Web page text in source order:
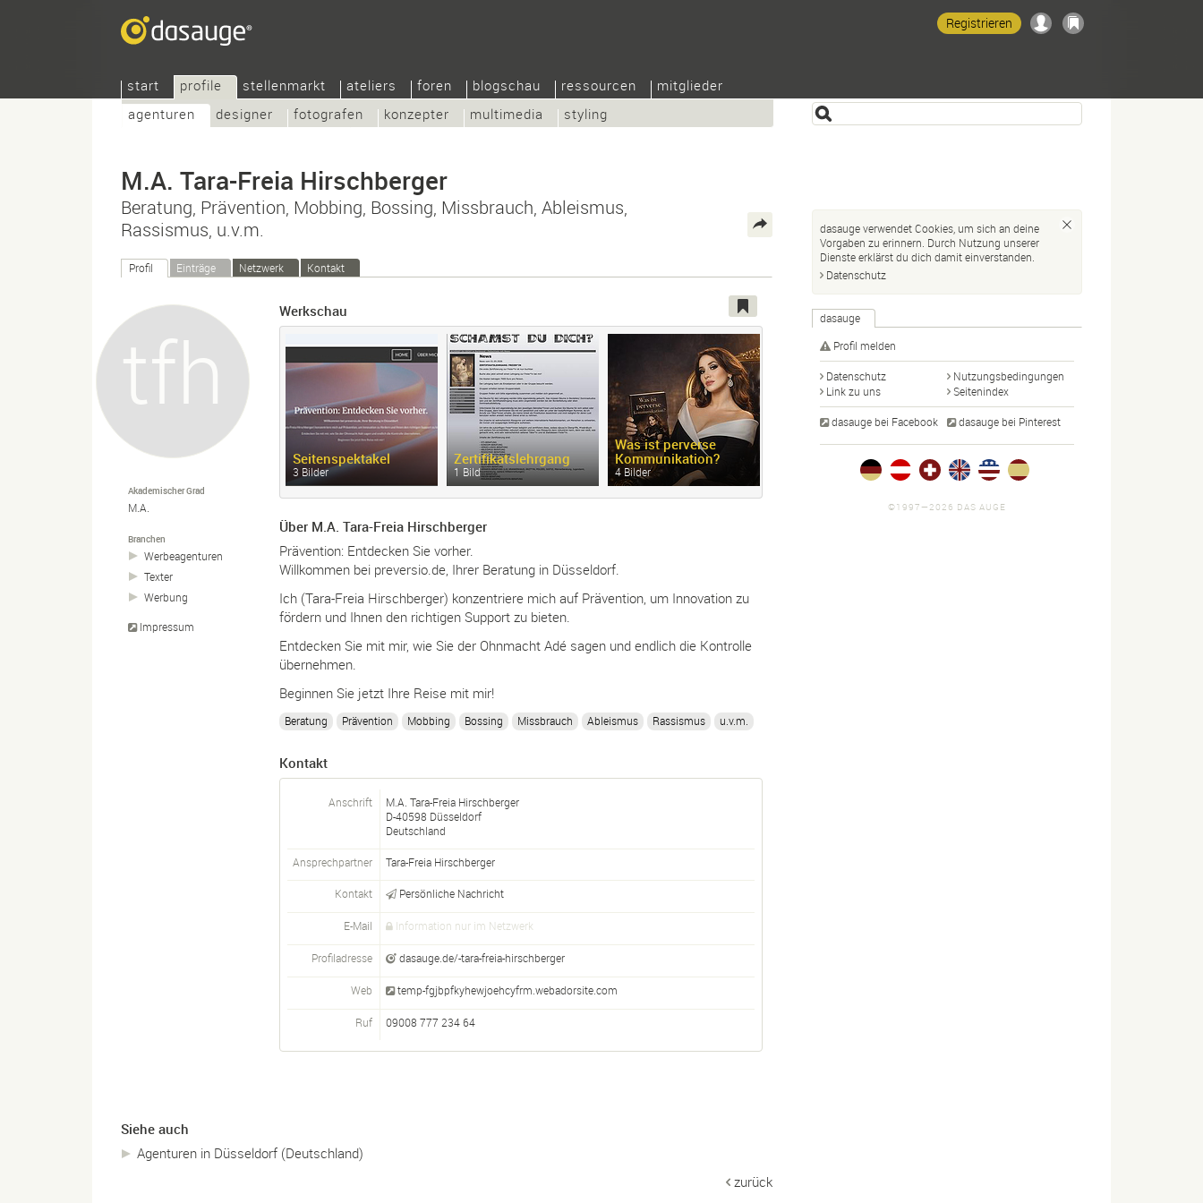
start
profile
agenturen
designer fotografen konzepter multimedia styling
stellenmarkt ateliers foren blogschau ressourcen mitglieder
Registrieren
M.A. Tara-Freia Hirschberger
Beratung, Prävention, Mobbing, Bossing, Missbrauch, Ableismus,
Rassismus, u.v.m.
Profil Einträge Netzwerk Kontakt
Akademischer Grad
M.A.
Branchen
Werbeagenturen
Texter
Werbung
Impressum
Werkschau
Seitenspektakel
3 Bilder
Zertifikatslehrgang
1 Bild
Was ist perverse
Kommunikation?
4 Bilder
Über M.A. Tara-Freia Hirschberger
Prävention: Entdecken Sie vorher.
Willkommen bei preversio.de, Ihrer Beratung in Düsseldorf.
Ich (Tara-Freia Hirschberger) konzentriere mich auf Prävention, um Innovation zu
fördern und Ihnen den richtigen Support zu bieten.
Entdecken Sie mit mir, wie Sie der Ohnmacht Adé sagen und endlich die Kontrolle
übernehmen.
Beginnen Sie jetzt Ihre Reise mit mir!
Beratung Prävention Mobbing Bossing Missbrauch Ableismus Rassismus u.v.m.
Kontakt
Anschrift
M.A. Tara-Freia Hirschberger
D-40598 Düsseldorf
Deutschland
Ansprechpartner Tara-Freia Hirschberger
Kontakt Persönliche Nachricht
E-Mail Information nur im Netzwerk
Profiladresse dasauge.de/-tara-freia-hirschberger
Web temp-fgjbpfkyhewjoehcyfrm.webadorsite.com
Ruf 09008 777 234 64
Siehe auch
Agenturen in Düsseldorf (Deutschland)
zurück
dasauge verwendet Cookies, um sich an deine
Vorgaben zu erinnern. Durch Nutzung unserer
Dienste erklärst du dich damit einverstanden.
Datenschutz
dasauge
Profil melden
Datenschutz
Nutzungsbedingungen
Link zu uns
Seitenindex
dasauge bei Facebook dasauge bei Pinterest
©1997—2026 DAS AUGE